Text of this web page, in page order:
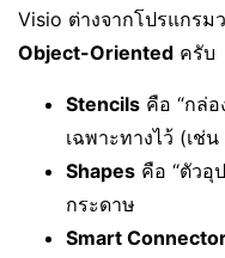
Visio ต่างจากโปรแกร
Object-Oriented ครับ
Stencils คือ “กล่
เฉพาะทางไว้ (เช่
Shapes คือ “ตัวอุ
กระดาษ
Smart